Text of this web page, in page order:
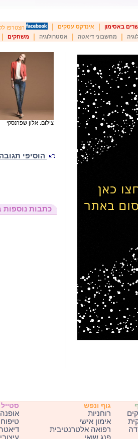
באסימון אינדקס עסקים הצטרפו
מחשבוני דיאטה אסטרולוגיה |משחקים
צילום: אלון שפרנסקי
הוסיפי תגובה
כתבות נוספות
גוף ונפש
רוחניות
אימון אישי
רפואה אלטרנטיבית
סטייל
אופנה
טיפוח